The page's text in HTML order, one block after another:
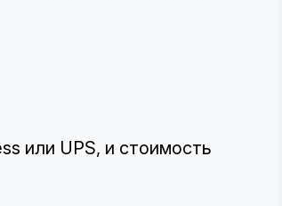
или UPS, и стоимость